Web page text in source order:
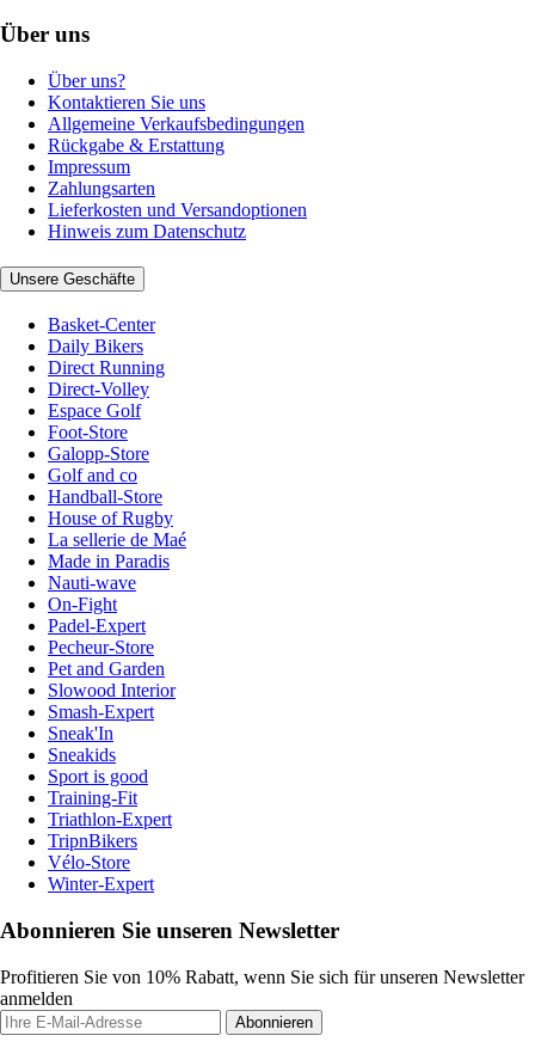
Über uns
Über uns?
Kontaktieren Sie uns
Allgemeine Verkaufsbedingungen
Rückgabe & Erstattung
Impressum
Zahlungsarten
Lieferkosten und Versandoptionen
Hinweis zum Datenschutz
Unsere Geschäfte
Basket-Center
Daily Bikers
Direct Running
Direct-Volley
Espace Golf
Foot-Store
Galopp-Store
Golf and co
Handball-Store
House of Rugby
La sellerie de Maé
Made in Paradis
Nauti-wave
On-Fight
Padel-Expert
Pecheur-Store
Pet and Garden
Slowood Interior
Smash-Expert
Sneak'In
Sneakids
Sport is good
Training-Fit
Triathlon-Expert
TripnBikers
Vélo-Store
Winter-Expert
Abonnieren Sie unseren Newsletter
Profitieren Sie von 10% Rabatt, wenn Sie sich für unseren Newsletter
anmelden
Abonnieren